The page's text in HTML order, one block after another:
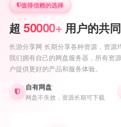
值得信赖的选择
超 50000+ 用户的共
长游分享网 长期分享各种资源，资源
我们拥有自己的网盘服务器，所有资
户提供更好的产品和服务体验。
自有网盘
网盘不失效，资源长期可下载